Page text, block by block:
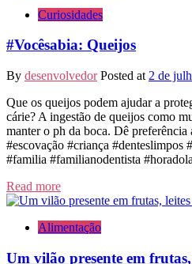
Curiosidades
#Vocêsabia: Queijos
By desenvolvedor Posted at 2 de
Que os queijos podem ajudar a
cárie? A ingestão de queijos como
manter o ph da boca. Dê preferência
#escovação #criança #denteslimpos
#familia #familianodentista
Read more
Alimentação
Um vilão presente em frutas,